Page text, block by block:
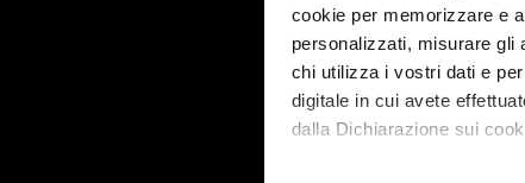
cookie per memorizzare e
personalizzati, misurare gli
chi utilizza i vostri dati e
digitale in cui avete
dalla Dichiarazione sui